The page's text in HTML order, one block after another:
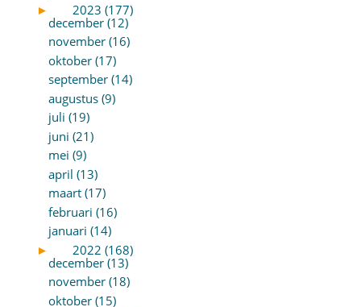
►
2023 (177)
december (12)
november (16)
oktober (17)
september (14)
augustus (9)
juli (19)
juni (21)
mei (9)
april (13)
maart (17)
februari (16)
januari (14)
►
2022 (168)
december (13)
november (18)
oktober (15)